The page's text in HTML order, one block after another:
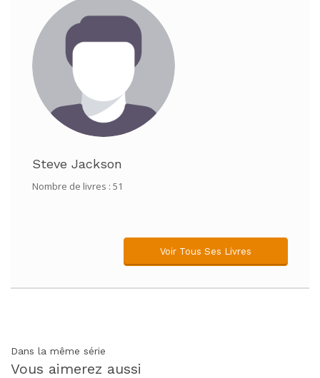
Steve Jackson
Nombre de livres : 51
Voir Tous Ses Livres
Dans la même série
Vous aimerez aussi